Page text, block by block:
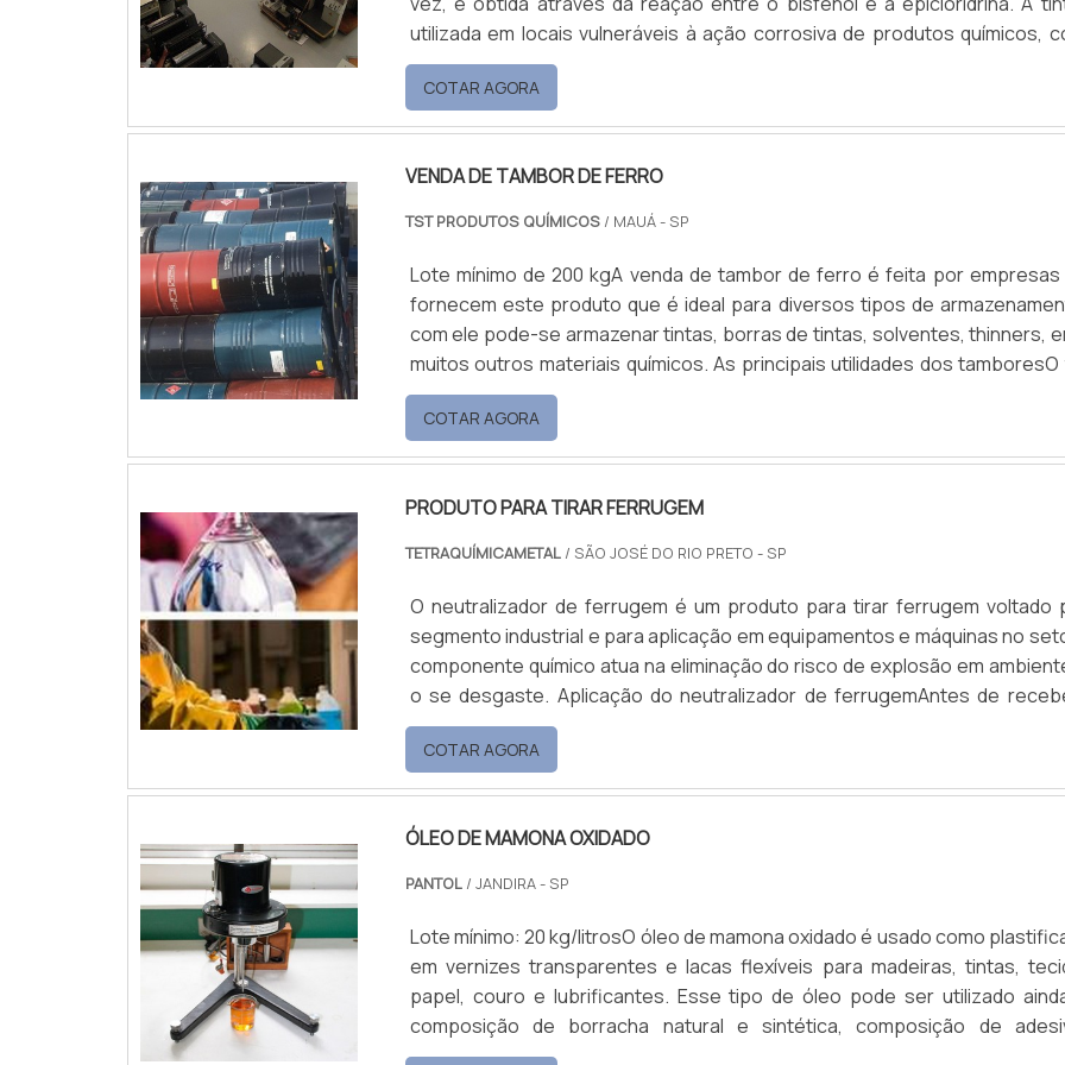
utilizada em locais vulneráveis à ação corrosiva de produtos químicos,
banheiros e cozinhas.Especificações relevantes do materialA
anticorrosiva é reativa, formada por duas partes, conhecidas como
endurecedor, vendidos em embalagens separadas par.
COTAR AGORA
VENDA DE TAMBOR DE FERRO
TST PRODUTOS QUÍMICOS/ MAUÁ - SP
Lote mínimo de 200 kgA venda de tambor de ferro é feita por empresas
fornecem este produto que é ideal para diversos tipos de
com ele pode-se armazenar tintas, borras de tintas, solventes, thinners,
muitos outros materiais químicos. As principais utilidades dos tamboresO
de tambor de metal que o cliente está adquirindo, é muito significante
armazenamento e transporte de produtos especiais, pois eles terão
eficácia no que diz respeito a não ter problema.
COTAR AGORA
PRODUTO PARA TIRAR FERRUGEM
TETRAQUÍMICAMETAL/ SÃO JOSÉ DO RIO PRETO - SP
O neutralizador de ferrugem é um produto para tirar ferrugem voltado
segmento industrial e para aplicação em equipamentos e máquinas no
componente químico atua na eliminação do risco de explosão em
o se desgaste. Aplicação do neutralizador de ferrugemAntes de
composto químico, a superfície deve ser limpa com lixa, abrasivos
semelhantes antes da aplicação. Óleos ou materiais gordurosos deverão
removidos com solventes e os vestígios de pinturas anteriores.
COTAR AGORA
ÓLEO DE MAMONA OXIDADO
PANTOL/ JANDIRA - SP
Lote mínimo: 20 kg/litrosO óleo de mamona oxidado é usado como
em vernizes transparentes e lacas flexíveis para madeiras, tintas,
papel, couro e lubrificantes. Esse tipo de óleo pode ser utilizado
composição de borracha natural e sintética, composição de
fabricação de papel aluminizado e emulsões estáveis para produtos